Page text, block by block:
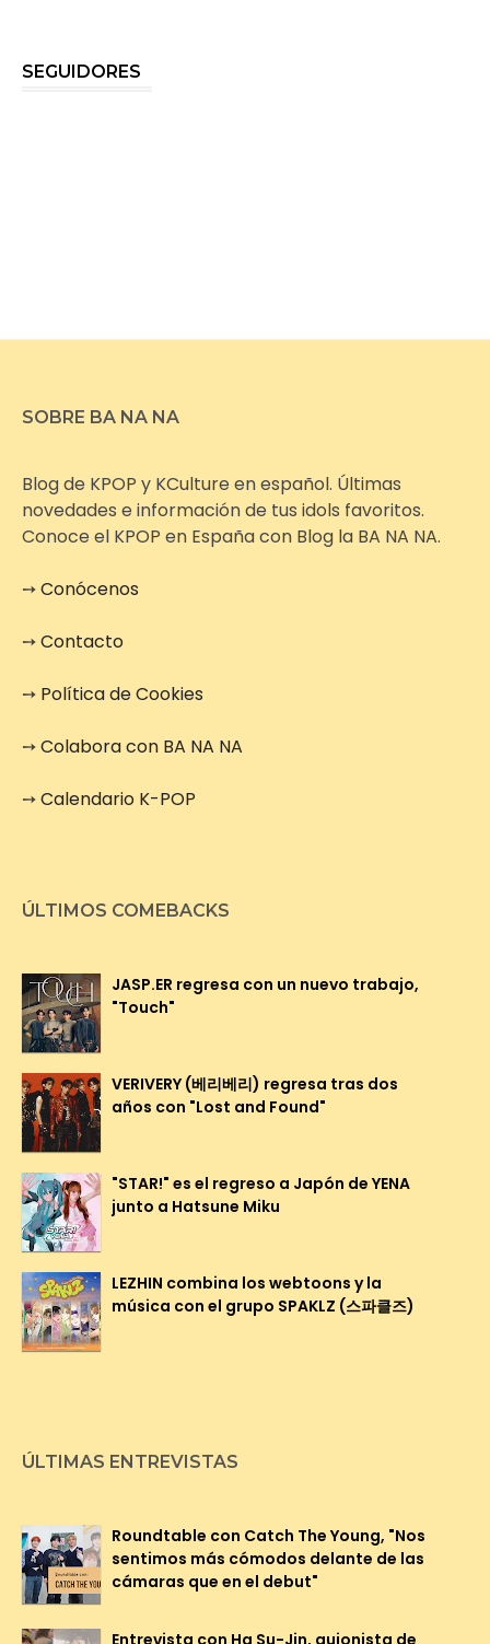
SEGUIDORES
SOBRE BA NA NA
Blog de KPOP y KCulture en español. Últimas
novedades e información de tus idols favoritos.
Conoce el KPOP en España con Blog la BA NA NA.
➙Conócenos
➙Contacto
➙ Política de Cookies
➙Colabora con BA NA NA
➙Calendario K-POP
ÚLTIMOS COMEBACKS
JASP.ER regresa con un nuevo trabajo,
"Touch"
VERIVERY (베리베리) regresa tras dos
años con "Lost and Found"
"STAR!" es el regreso a Japón de YENA
junto a Hatsune Miku
LEZHIN combina los webtoons y la
música con el grupo SPAKLZ (스파클즈)
ÚLTIMAS ENTREVISTAS
Roundtable con Catch The Young, "Nos
sentimos más cómodos delante de las
cámaras que en el debut"